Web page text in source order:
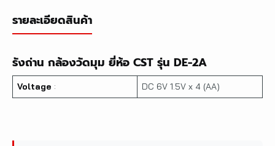
รายละเอียดสินค้า
รังถ่าน กล้องวัดมุม ยี่ห้อ CST รุ่น DE-2A
Voltage : DC 6V 1.5V x 4 (AA)